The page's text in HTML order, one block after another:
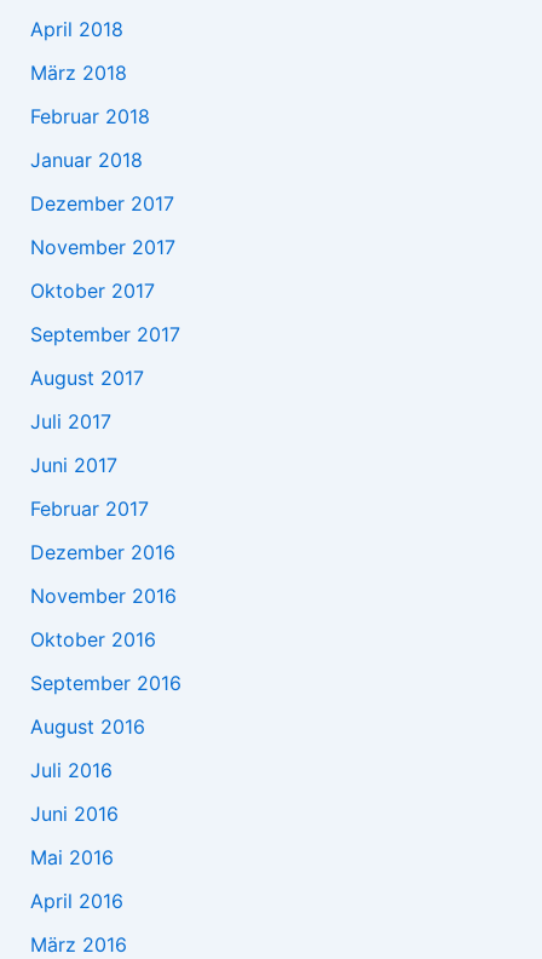
April 2018
März 2018
Februar 2018
Januar 2018
Dezember 2017
November 2017
Oktober 2017
September 2017
August 2017
Juli 2017
Juni 2017
Februar 2017
Dezember 2016
November 2016
Oktober 2016
September 2016
August 2016
Juli 2016
Juni 2016
Mai 2016
April 2016
März 2016